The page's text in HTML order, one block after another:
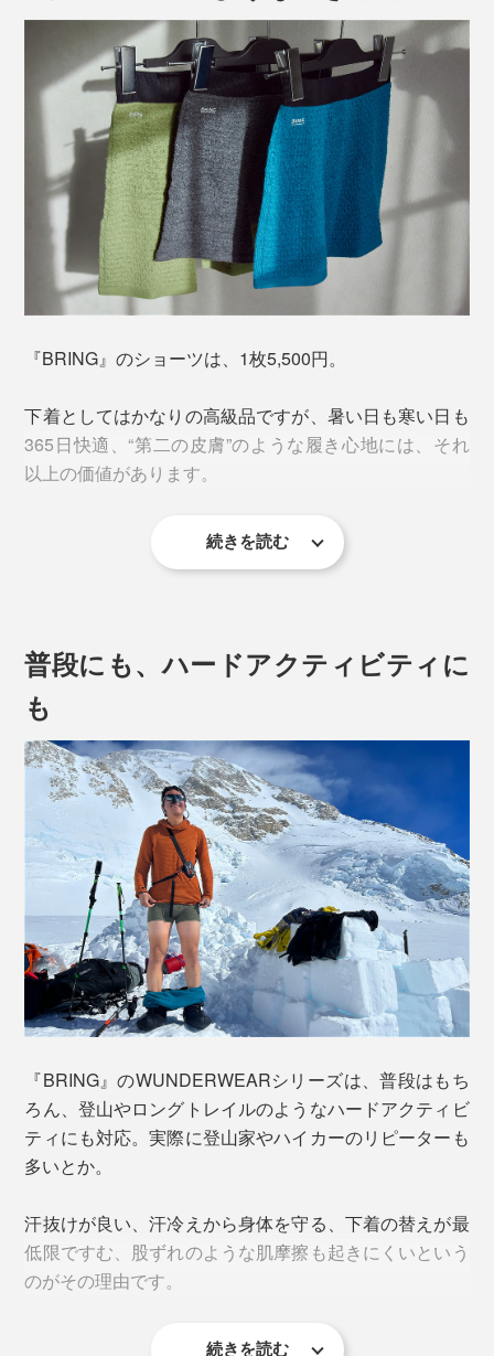
『BRING』のショーツは、1枚5,500円。
下着としてはかなりの高級品ですが、暑い日も寒い日も
365日快適、“第二の皮膚”のような履き心地には、それ
以上の価値があります。
“第二の皮膚”たる所以は3つ
1. 素材
混率は、ウール50％、再生ポリエステル50％。肌に快
適なウールと、耐久性・速乾性のあるポリエステルを組
み合わせることによって、機能インナーとしての条件を
全クリア。
ウールには、「スーパーエキストラファインメリノウー
ル」という最高ランクの糸を使用。繊維が極細で長く、
肌ざわりはなめらか。天然の調湿・調温・防臭機能を持
ち、汗をかいても汗臭さが発生しにくいといわていま
す。
ポリエステルは、『BRING』独自のリサイクル技術によ
って古着などの繊維から作られた、再生素材。ウールと
も早く乾きます。
2. ホールガーメント製法
続きを読む
普段にも、ハードアクティビティに
も
『BRING』のWUNDERWEARシリーズは、普段はもち
ろん、登山やロングトレイルのようなハードアクティビ
ティにも対応。実際に登山家やハイカーのリピーターも
多いとか。
汗抜けが良い、汗冷えから身体を守る、下着の替えが最
低限ですむ、股ずれのような肌摩擦も起きにくいという
のがその理由です。
続きを読む